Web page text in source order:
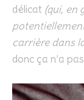
délicat (qui, en
carrière dans
donc ça n’a